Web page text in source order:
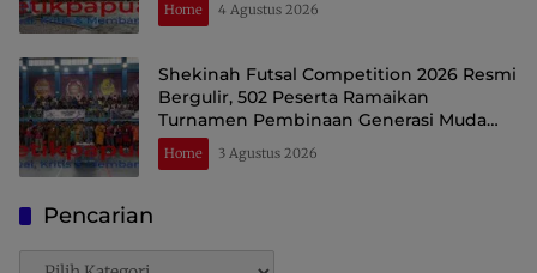
Home 4 Agustus 2026
Shekinah Futsal Competition 2026 Resmi
Bergulir, 502 Peserta Ramaikan
Turnamen Pembinaan Generasi Muda
Raja Ampat
Home 3 Agustus 2026
Pencarian
Pencarian